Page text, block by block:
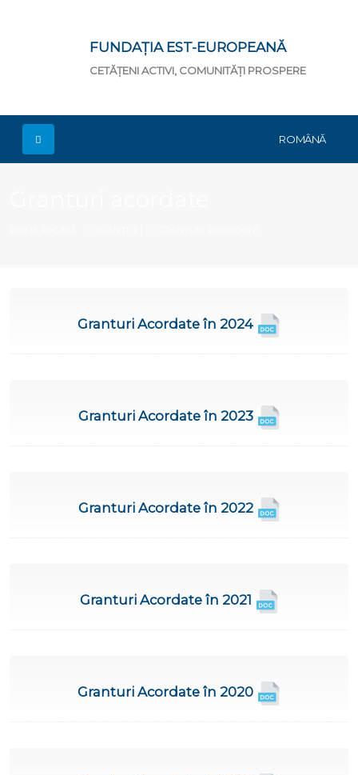
FUNDAȚIA EST-EUROPEANĂ
CETĂȚENI ACTIVI, COMUNITĂȚI PROSPERE
ROMÂNĂ
Granturi Acordate în 2024
Granturi Acordate în 2023
Granturi Acordate în 2022
Granturi Acordate în 2021
Granturi Acordate în 2020